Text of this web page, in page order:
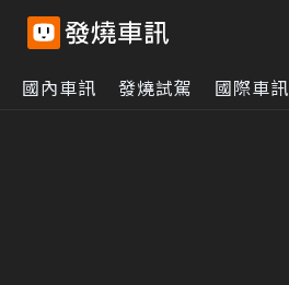
國內車訊 發燒試駕 國際車訊